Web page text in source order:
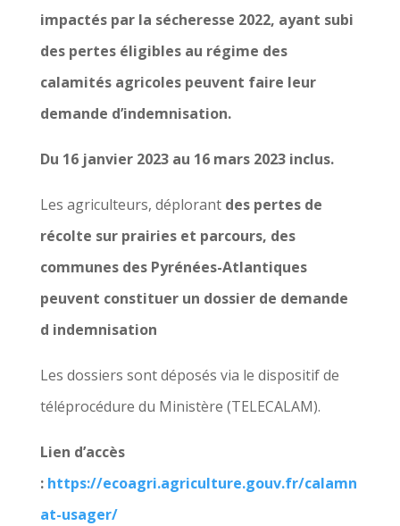
impactés par la sécheresse 2022, ayant subi
des pertes éligibles au régime des
calamités agricoles peuvent faire leur
demande d’indemnisation.
Du 16 janvier 2023 au 16 mars 2023 inclus.
Les agriculteurs, déplorant des pertes de
récolte sur prairies et parcours, des
communes des Pyrénées-Atlantiques
peuvent constituer un dossier de demande
d indemnisation
Les dossiers sont déposés via le dispositif de
téléprocédure du Ministère (TELECALAM).
Lien d’accès
: https://ecoagri.agriculture.gouv.fr/calamn
at-usager/